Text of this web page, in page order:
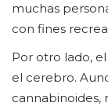
muchas
con fines
Por otro lado,
el cerebro.
cannabinoides,